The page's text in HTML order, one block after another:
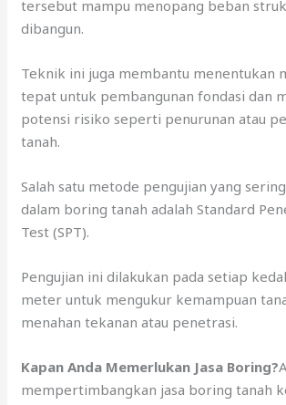
tersebut mampu menopang beban
dibangun.
Teknik ini juga membantu menentukan
tepat untuk pembangunan fondasi dan
potensi risiko seperti penurunan atau
tanah.
Salah satu metode pengujian yang
dalam boring tanah adalah Standard
Test (SPT).
Pengujian ini dilakukan pada setiap
meter untuk mengukur kemampuan
menahan tekanan atau penetrasi.
Kapan Anda Memerlukan Jasa Boring?
mempertimbangkan jasa boring tanah